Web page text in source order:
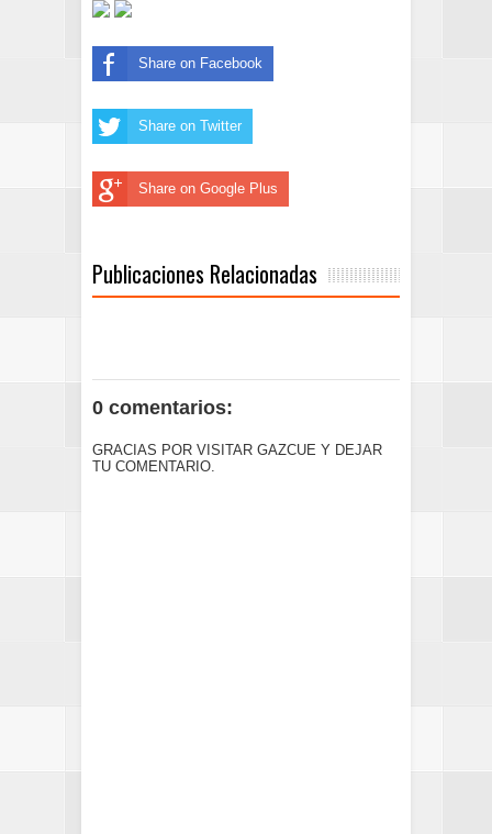
Share on Facebook
Share on Twitter
Share on Google Plus
Publicaciones Relacionadas
0 comentarios:
GRACIAS POR VISITAR GAZCUE Y DEJAR
TU COMENTARIO.